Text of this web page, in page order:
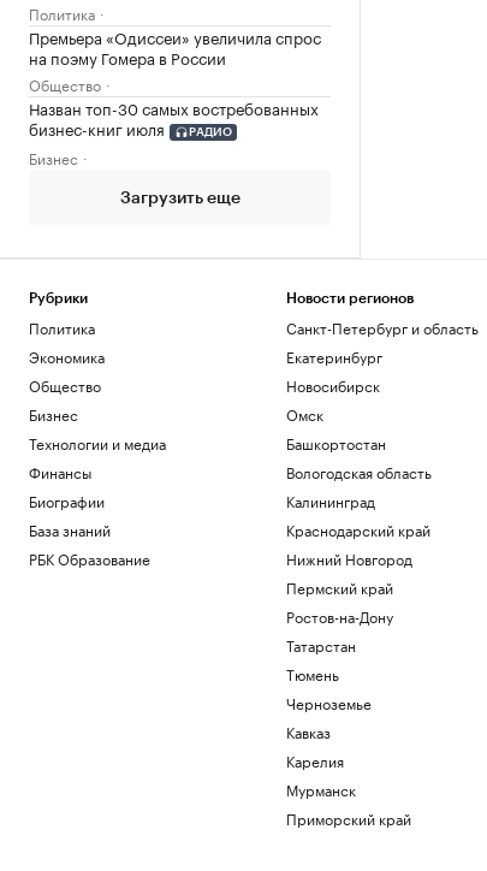
Политика
Премьера «Одиссеи» увеличила спрос
на поэму Гомера в России
Общество
Назван топ-30 самых востребованных
бизнес-книг июля
РАДИО
Бизнес
Загрузить еще
Рубрики
Политика
Экономика
Общество
Бизнес
Технологии и медиа
Финансы
Биографии
База знаний
РБК Образование
Новости регионов
Санкт-Петербург и область
Екатеринбург
Новосибирск
Омск
Башкортостан
Вологодская область
Калининград
Краснодарский край
Нижний Новгород
Пермский край
Ростов-на-Дону
Татарстан
Тюмень
Черноземье
Кавказ
Карелия
Мурманск
Приморский край